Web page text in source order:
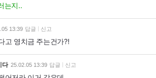
는지..
13:39 답글 신고
고 영치금 주는건가?!
다 25.02.05 13:39 답글 신고